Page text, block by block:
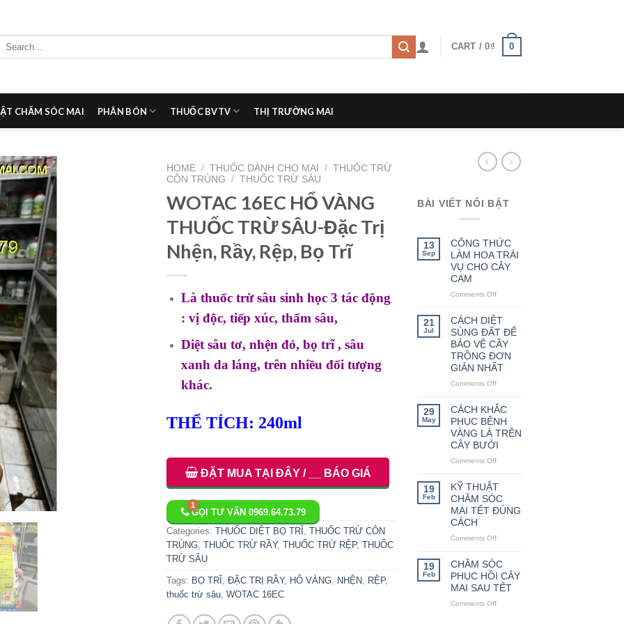
Search
CART /0₫ 0
CHĂM SÓC MAI PHÂN BÓN THUỐC BVTV THỊ TRƯỜNG MAI
HOME / THUỐC DÀNH CHO MAI / THUỐC TRỪ
CÔN TRÙNG
/ THUỐC TRỪ SÂU
WOTAC 16EC HỔ VÀNG
THUỐC TRỪ SÂU-Đặc Trị
Nhện, Rầy, Rệp, Bọ Trĩ
Là thuốc trừ sâu sinh học 3 tác động
: vị độc, tiếp xúc, thấm sâu,
Diệt sâu tơ, nhện đỏ, bọ trĩ , sâu
xanh da láng, trên nhiều đối tượng
khác.
THỂ TÍCH: 240ml
ĐẶT MUA TẠI ĐÂY / __ BÁO GIÁ
GỌI TƯ VẤN 0969.64.73.79
Categories: THUỐC DIỆT BỌ TRĨ
THUỐC TRỪ CÔN
TRÙNG THUỐC TRỪ RẦY, THUỐC TRỪ RỆP, THUỐC
TRỪ SÂU
Tags: BỌ TRĨ ĐẶC TRỊ RẦY, HỔ VÀNG NHỆN RỆP,
thuốc trừ sâu WOTAC 16EC
BÀI VIẾT NỔI BẬT
13
Sep
CÔNG THỨC
LÀM HOA TRÁI
VỤ CHO CÂY
CAM
Comments Off
THỨC
LÀM
HOA
TRÁI
VỤ
CHO
21
Jul
CÁCH DIỆT
SÙNG ĐẤT ĐỂ
BẢO VỆ CÂY
TRỒNG ĐƠN
GIẢN NHẤT
Comments Off
DIỆT
SÙNG
ĐẤT
ĐỂ
BẢO
TRỒNG
ĐƠN
GIẢN
29
May
CÁCH KHẮC
PHỤC BỆNH
VÀNG LÁ TRÊN
CÂY BƯỞI
Comments Off
KHẮC
PHỤC
BỆNH
VÀNG
BƯỞI
19
Feb
KỸ THUẬT
CHĂM SÓC
MAI TẾT ĐÚNG
CÁCH
Comments Off
THUẬT
CHĂM
SÓC
MAI
19
Feb
CHĂM SÓC
PHỤC HỒI CÂY
MAI SAU TẾT
Comments Off